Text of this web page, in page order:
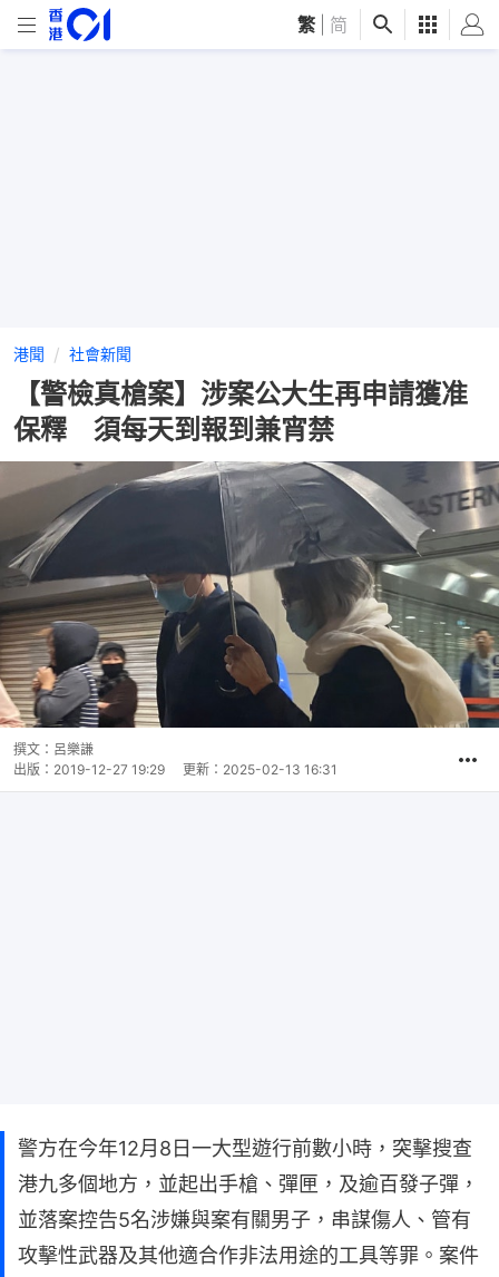
繁 简
港聞 社會新聞
【警檢真槍案】涉案公大生再申請獲准
保釋 須每天到報到兼宵禁
撰文： 呂樂謙
出版： 2019-12-27 19:29 更新： 2025-02-13 16:31
警方在今年12月8日一大型遊行前數小時，突擊搜查
港九多個地方，並起出手槍、彈匣，及逾百發子彈，
並落案控告5名涉嫌與案有關男子，串謀傷人、管有
攻擊性武器及其他適合作非法用途的工具等罪。案件